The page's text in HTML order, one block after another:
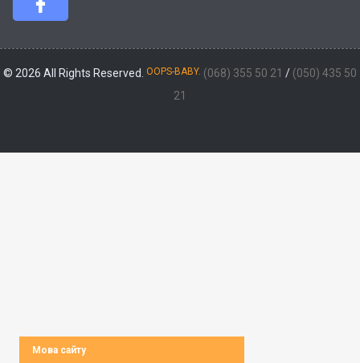
© 2026 All Rights Reserved. OOPS-BABY. (068) 355 50 21 / (050) 435 50
21
Мова сайту